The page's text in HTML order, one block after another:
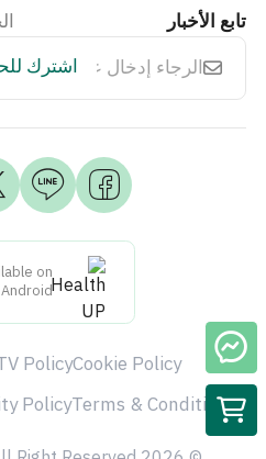
on
تابع الأخبار
اشترك
Cookie Policy
Policy
Terms & Condition
Policy